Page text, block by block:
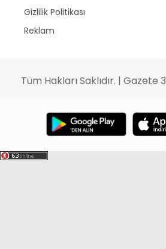
Gizlilik Politikası
Reklam
Tüm Hakları Saklıdır. | Gazete 3